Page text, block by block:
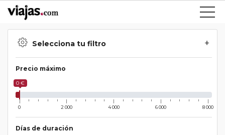
Selecciona tu filtro
Precio máximo
0 €
0 2 000 4 000 6 000 8 000
Días de duración